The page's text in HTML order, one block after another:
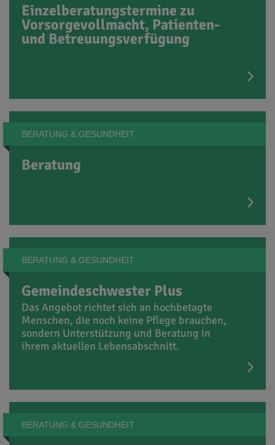
Einzelberatungstermine zu
Vorsorgevollmacht, Patienten-
und Betreuungsverfügung
BERATUNG & GESUNDHEIT
Beratung
BERATUNG & GESUNDHEIT
Gemeindeschwester Plus
Das Angebot richtet sich an hochbetagte
Menschen, die noch keine Pflege brauchen,
sondern Unterstützung und Beratung in
ihrem aktuellen Lebensabschnitt.
BERATUNG & GESUNDHEIT